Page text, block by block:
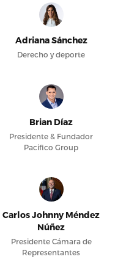
Adriana Sánchez
Derecho y deporte
Brian Díaz
Presidente & Fundador
Pacifico Group
Carlos Johnny Méndez
Núñez
Presidente Cámara de
Representantes